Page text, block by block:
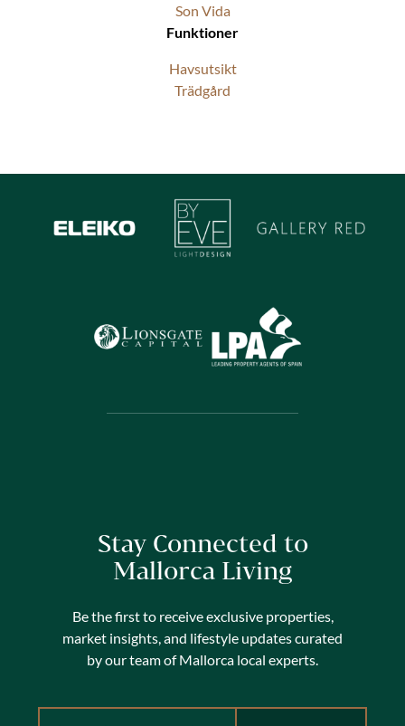
Son Vida
Funktioner
Havsutsikt
Trädgård
Stay Connected to
Mallorca Living
Be the first to receive exclusive properties,
market insights, and lifestyle updates curated
by our team of Mallorca local experts.